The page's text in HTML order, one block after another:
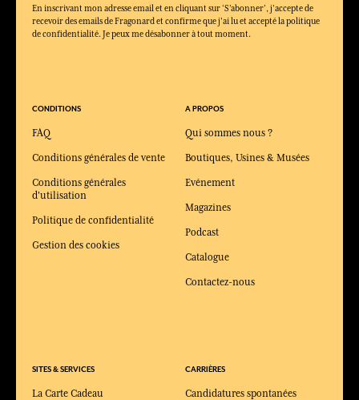
En inscrivant mon adresse email et en cliquant sur ‘S’abonner’, j'accepte de
recevoir des emails de Fragonard et confirme que j'ai lu et accepté la politique
de confidentialité. Je peux me désabonner à tout moment.
CONDITIONS
FAQ
Conditions générales de vente
Conditions générales
d'utilisation
Politique de confidentialité
Gestion des cookies
SITES & SERVICES
La Carte Cadeau
A PROPOS
Qui sommes nous ?
Boutiques, Usines & Musées
Evénement
Magazines
Podcast
Catalogue
Contactez-nous
CARRIÈRES
Candidatures spontanées